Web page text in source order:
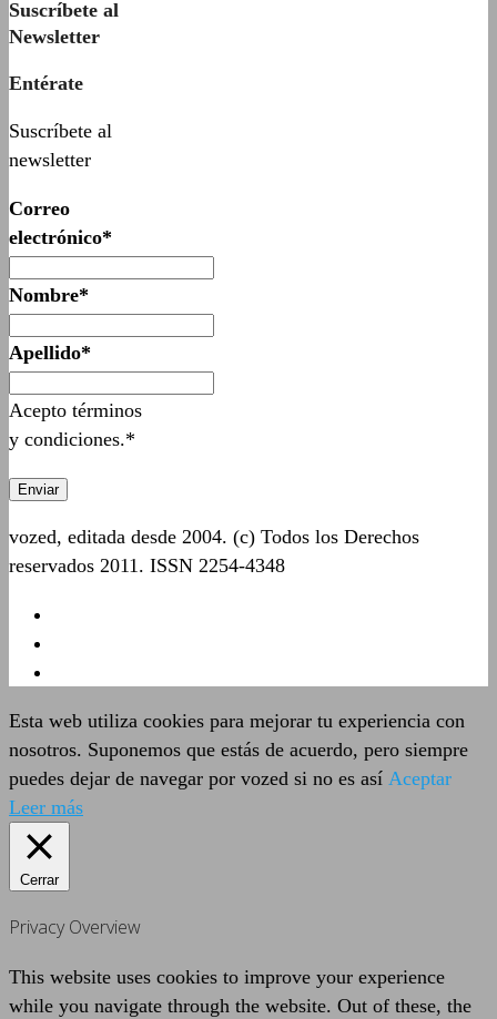
Suscríbete al
Newsletter
Entérate
Suscríbete al
newsletter
Correo
electrónico*
Nombre*
Apellido*
Acepto términos
y condiciones.*
vozed, editada desde 2004. (c) Todos los Derechos
reservados 2011. ISSN 2254-4348
Esta web utiliza cookies para mejorar tu experiencia con
nosotros. Suponemos que estás de acuerdo, pero siempre
puedes dejar de navegar por vozed si no es así Aceptar
Leer más
Cerrar
Privacy Overview
This website uses cookies to improve your experience
while you navigate through the website. Out of these, the